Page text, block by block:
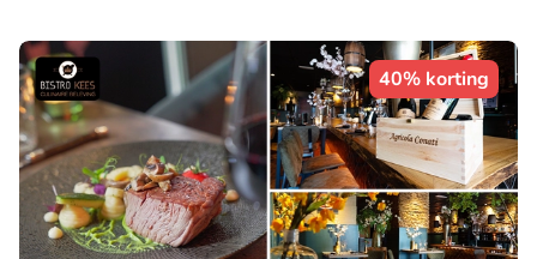
40% korting